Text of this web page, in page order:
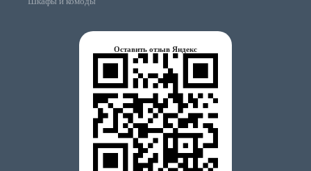
Оставить отзыв Яндекс